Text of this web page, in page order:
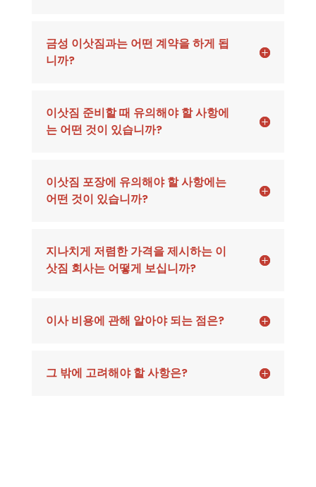
금성 이삿짐과는 어떤 계약을 하게 됩
니까?
이삿짐 준비할 때 유의해야 할 사항에
는 어떤 것이 있습니까?
이삿짐 포장에 유의해야 할 사항에는
어떤 것이 있습니까?
지나치게 저렴한 가격을 제시하는 이
삿짐 회사는 어떻게 보십니까?
이사 비용에 관해 알아야 되는 점은?
그 밖에 고려해야 할 사항은?